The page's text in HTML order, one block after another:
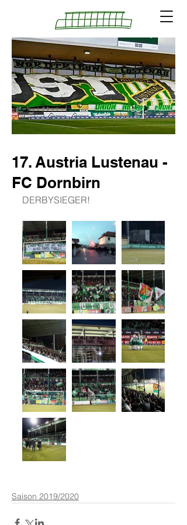
17. Austria Lustenau -
FC Dornbirn
DERBYSIEGER!
Saison 2019/2020